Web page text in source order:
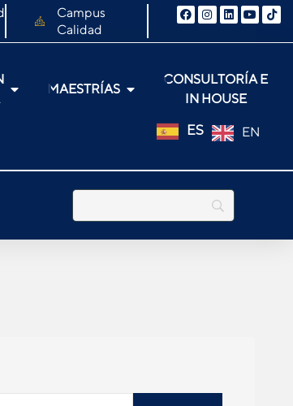
Campus
Calidad
MAESTRÍAS
CONSULTORÍA E
IN HOUSE
ES EN